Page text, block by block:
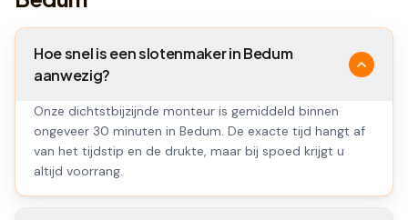
Hoe snel is een slotenmaker in Bedum
aanwezig?
Onze dichtstbijzijnde monteur is gemiddeld binnen
ongeveer 30 minuten in Bedum. De exacte tijd hangt af
van het tijdstip en de drukte, maar bij spoed krijgt u
altijd voorrang.